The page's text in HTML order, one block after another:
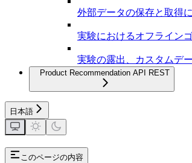
外部データの保存と取得
実験におけるオフライン
実験の露出、カスタムデ
Product Recommendation API REST
日本語
このページの内容